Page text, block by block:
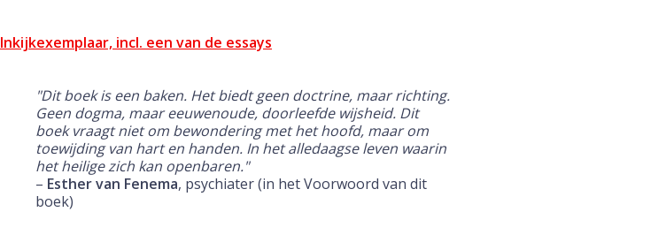
Inkijkexemplaar, incl. een van de essays
"Dit boek is een baken. Het biedt geen doctrine, maar richting.
Geen dogma, maar eeuwenoude, doorleefde wijsheid. Dit
boek vraagt niet om bewondering met het hoofd, maar om
toewijding van hart en handen. In het alledaagse leven waarin
het heilige zich kan openbaren."
– Esther van Fenema, psychiater (in het Voorwoord van dit
boek)